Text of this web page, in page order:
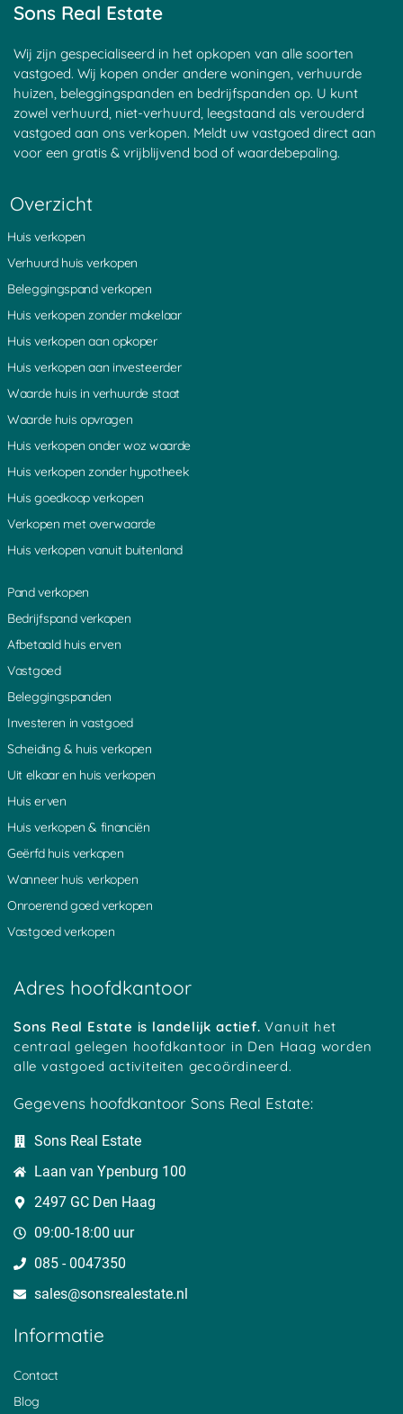
Sons Real Estate
Wij zijn gespecialiseerd in het opkopen van alle soorten
vastgoed. Wij kopen onder andere woningen, verhuurde
huizen, beleggingspanden en bedrijfspanden op. U kunt
zowel verhuurd, niet-verhuurd, leegstaand als verouderd
vastgoed aan ons verkopen. Meldt uw vastgoed direct aan
voor een gratis & vrijblijvend bod of waardebepaling.
Overzicht
Huis verkopen
Verhuurd huis verkopen
Beleggingspand verkopen
Huis verkopen zonder makelaar
Huis verkopen aan opkoper
Huis verkopen aan investeerder
Waarde huis in verhuurde staat
Waarde huis opvragen
Huis verkopen onder woz waarde
Huis verkopen zonder hypotheek
Huis goedkoop verkopen
Verkopen met overwaarde
Huis verkopen vanuit buitenland
Pand verkopen
Bedrijfspand verkopen
Afbetaald huis erven
Vastgoed
Beleggingspanden
Investeren in vastgoed
Scheiding & huis verkopen
Uit elkaar en huis verkopen
Huis erven
Huis verkopen & financiën
Geërfd huis verkopen
Wanneer huis verkopen
Onroerend goed verkopen
Vastgoed verkopen
Adres hoofdkantoor
Sons Real Estate is landelijk actief.Vanuit het
centraal gelegen hoofdkantoor in Den Haag worden
alle vastgoed activiteiten gecoördineerd.
Gegevens hoofdkantoor Sons Real Estate:
Sons Real Estate
Laan van Ypenburg 100
2497 GC Den Haag
09:00-18:00 uur
085 - 0047350
sales@sonsrealestate.nl​
Informatie
Contact
Blog